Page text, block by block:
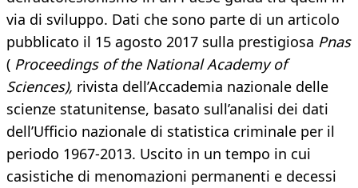
via di sviluppo. Dati che sono parte di un articolo
pubblicato il 15 agosto 2017 sulla prestigiosa Pnas
( Proceedings of the National Academy of
Sciences), rivista dell’Accademia nazionale delle
scienze statunitense, basato sull’analisi dei dati
dell’Ufficio nazionale di statistica criminale per il
periodo 1967-2013. Uscito in un tempo in cui
casistiche di menomazioni permanenti e decessi